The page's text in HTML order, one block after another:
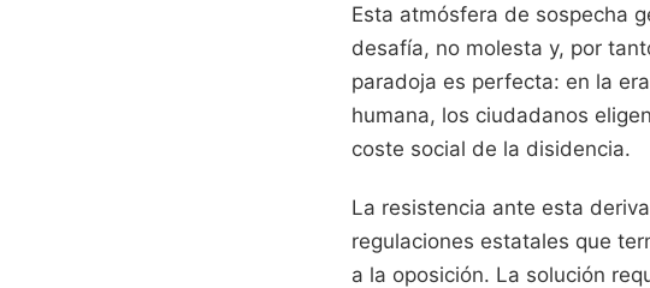
Esta atmósfera de sospecha
desafía, no molesta y, por
paradoja es perfecta: en la
humana, los ciudadanos
coste social de la disidencia.
La resistencia ante esta
regulaciones estatales que
a la oposición. La solución